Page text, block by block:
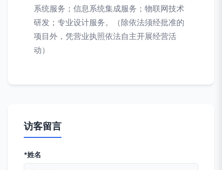
系统服务；信息系统集成服务；物联网技术
研发；专业设计服务。（除依法须经批准的
项目外，凭营业执照依法自主开展经营活
动）
访客留言
*姓名